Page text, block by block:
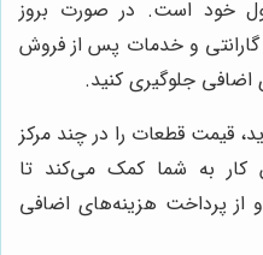
خود است. در صورت بروز
گارانتی و خدمات پس از فروش
اضافی جلوگیری کنید.
قیمت قطعات را در چند مرکز
کار به شما کمک می‌کند تا
از پرداخت هزینه‌های اضافی